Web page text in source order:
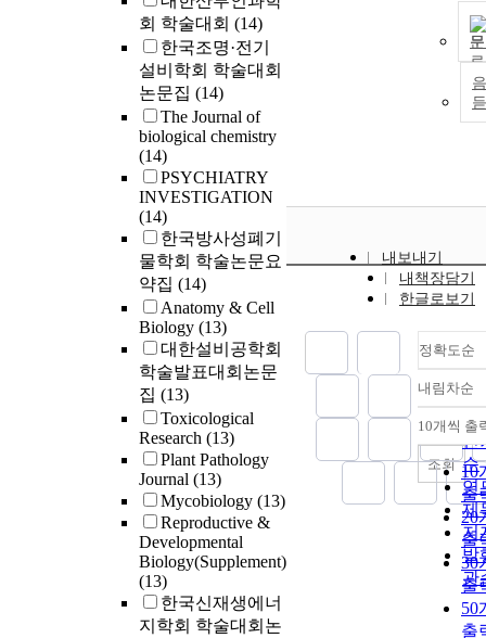
회 학술대회 (14)
한국조명·전기
설비학회 학술대회
논문집 (14)
The Journal of
biological chemistry
(14)
PSYCHIATRY
INVESTIGATION
(14)
한국방사성폐기
물학회 학술논문요
약집 (14)
Anatomy & Cell
Biology (13)
대한설비공학회
학술발표대회논문
집 (13)
Toxicological
Research (13)
Plant Pathology
Journal (13)
Mycobiology (13)
Reproductive &
Developmental
Biology(Supplement)
(13)
한국신재생에너
지학회 학술대회논
내보내기
내책장담기
한글로보기
정확도순
정
순
인
순
연
제
저
발
관
내림차순
내
10개씩 출
10
출
20
출
30
출
50
출
조회